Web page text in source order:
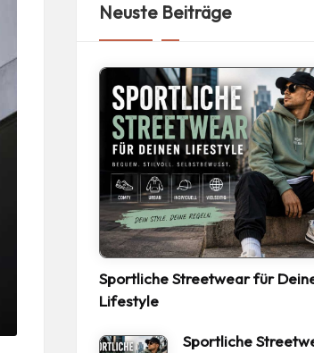
Neuste Beiträge
Sportliche Streetwear für
Lifestyle
Sportliche